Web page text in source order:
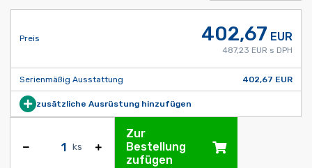
Preis 402,67 EUR
487,23 EUR s DPH
Serienmäßig Ausstattung 402,67 EUR
zusätzliche Ausrüstung hinzufügen
ks
Zur
Bestellung
zufügen